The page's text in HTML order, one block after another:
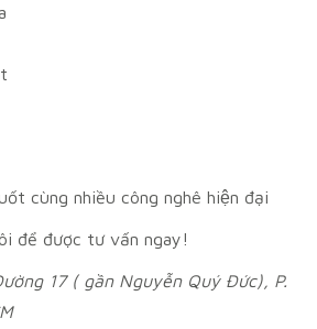
cùng nhiều công nghê hiện đại
để được tư vấn ngay!
17 ( gần Nguyễn Quý Đức), P.